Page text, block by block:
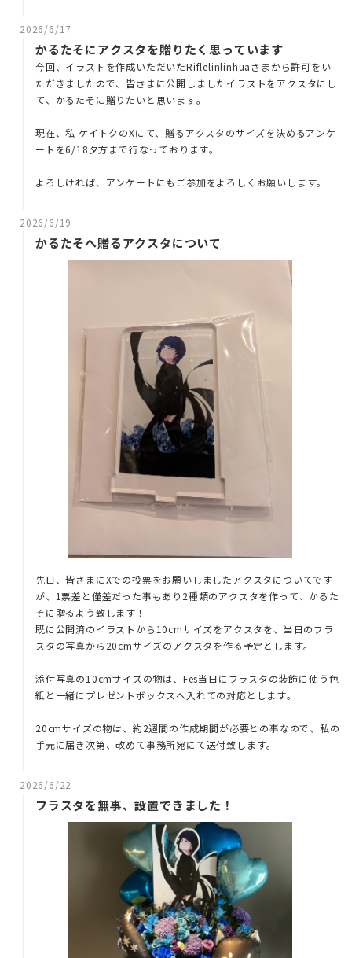
2026/6/17
かるたそにアクスタを贈りたく思っています
今回、イラストを作成いただいたRiflelinlinhuaさまから許可をい
ただきましたので、皆さまに公開しましたイラストをアクスタにし
て、かるたそに贈りたいと思います。
現在、私 ケイトクのXにて、贈るアクスタのサイズを決めるアンケ
ートを6/18夕方まで行なっております。
よろしければ、アンケートにもご参加をよろしくお願いします。
2026/6/19
かるたそへ贈るアクスタについて
先日、皆さまにXでの投票をお願いしましたアクスタについてです
が、1票差と僅差だった事もあり2種類のアクスタを作って、かるた
そに贈るよう致します！
既に公開済のイラストから10cmサイズをアクスタを、当日のフラ
スタの写真から20cmサイズのアクスタを作る予定とします。
添付写真の10cmサイズの物は、Fes当日にフラスタの装飾に使う色
紙と一緒にプレゼントボックスへ入れての対応とします。
20cmサイズの物は、約2週間の作成期間が必要との事なので、私の
手元に届き次第、改めて事務所宛にて送付致します。
2026/6/22
フラスタを無事、設置できました！